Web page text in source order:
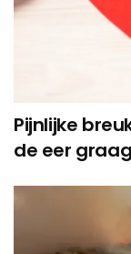
Pijnlijke
de eer